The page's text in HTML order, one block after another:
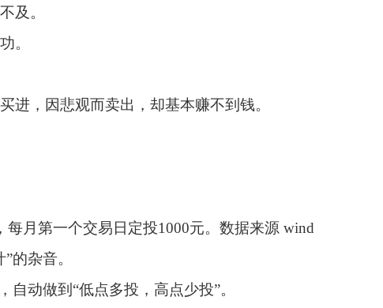
及。
。
进，因悲观而卖出，却基本赚不到钱。
每月第一个交易日定投1000元。数据来源 wind
的杂音。
动做到“低点多投，高点少投”。